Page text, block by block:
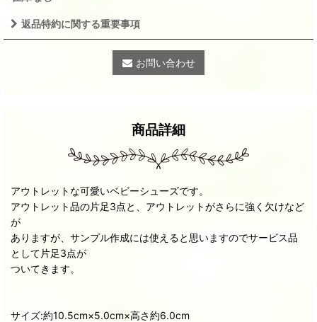
返品特約に関する重要事項
お問い合わせ
商品詳細
アウトレットな可愛いベビーシューズです。
アウトレット品の片足3点と、アウトレットがさらに強く欠けなど
が
ありますが、サンプル作成には使えると思いますのでサービス品
として片足3点が
ついてきます。
サイズ:約10.5cm×5.0cm×高さ約6.0cm